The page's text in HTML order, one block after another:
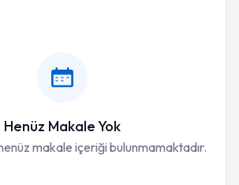
Henüz Makale Yok
makale içeriği bulunmamaktadır.